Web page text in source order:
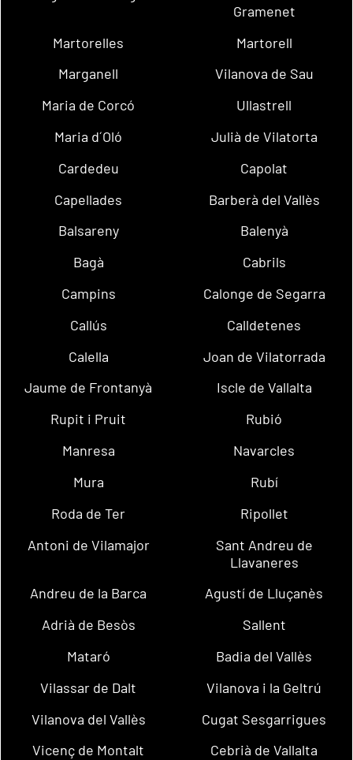
Gramenet
Martorelles
Martorell
Marganell
Vilanova de Sau
Maria de Corcó
Ullastrell
Maria d´Oló
Julià de Vilatorta
Cardedeu
Capolat
Capellades
Barberà del Vallès
Balsareny
Balenyà
Bagà
Cabrils
Campins
Calonge de Segarra
Callús
Calldetenes
Calella
Joan de Vilatorrada
Jaume de Frontanyà
Iscle de Vallalta
Rupit i Pruit
Rubió
Manresa
Navarcles
Mura
Rubí
Roda de Ter
Ripollet
Antoni de Vilamajor
Sant Andreu de
Llavaneres
Andreu de la Barca
Agustí de Lluçanès
Adrià de Besòs
Sallent
Mataró
Badia del Vallès
Vilassar de Dalt
Vilanova i la Geltrú
Vilanova del Vallès
Cugat Sesgarrigues
Vicenç de Montalt
Cebrià de Vallalta